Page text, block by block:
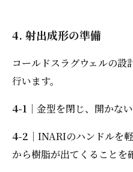
4. 射出成形の準備
コールドスラグウェルの設
行います。
4-1 ｜金型を閉じ、開かな
4-2 ｜INARIのハンドルを
から樹脂が出てくることを